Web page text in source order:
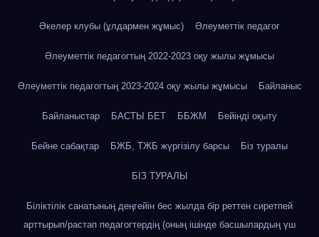
Әкелер клубы (ұлдармен жұмыс) Әлеуметтік педагог
Әлеуметтік педагогтың 2022-2023 оқу жылы жұмысы
Әлеуметтік педагогтың 2023-2024 оқу жылы жұмысы Байланыс
Байланыстар БАСТЫ БЕТ ББЖМ Бейінді оқыту
Бейне сабақтар БЖБ, ТЖБ жүргізілу барсы Біз туралы
БІЗ ТУРАЛЫ
Біліктілік санатының деңгейін бес жылда бір реттен сиретпей
арттырып/растап педагогтердің (оның ішінде басшылардың үш